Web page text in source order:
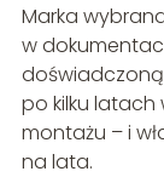
Marka
w
doświadczoną
po kilku latach
montażu – i
na lata.